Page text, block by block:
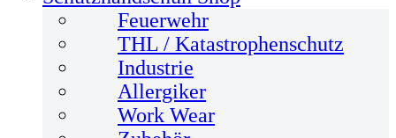
Feuerwehr
THL / Katastrophenschutz
Industrie
Allergiker
Work Wear